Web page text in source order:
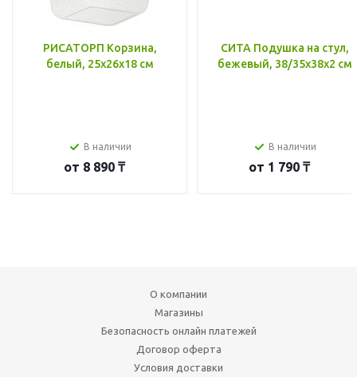
РИСАТОРП Корзина,
белый, 25x26x18 см
В наличии
от 8 890 ₸
СИТА Подушка на стул,
бежевый, 38/35x38x2 см
В наличии
от 1 790 ₸
О компании
Магазины
Безопасность онлайн платежей
Договор оферта
Условия доставки